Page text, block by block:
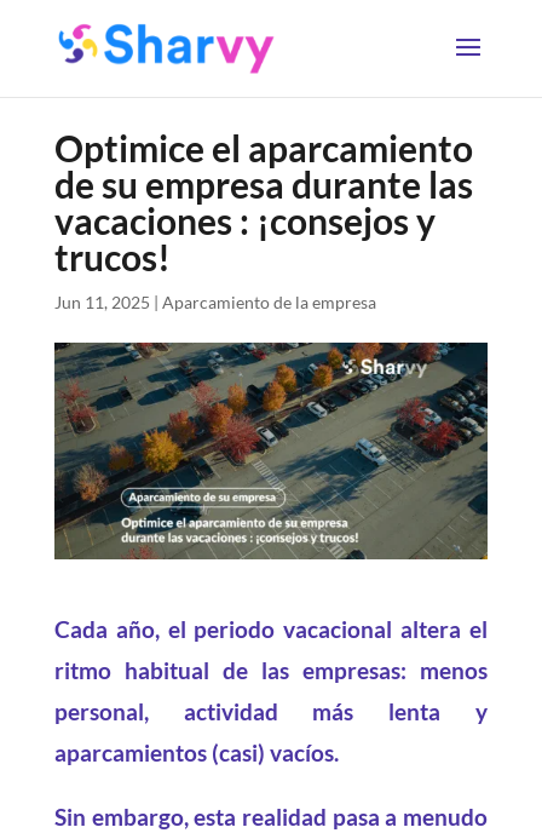
Optimice el aparcamiento
de su empresa durante las
vacaciones : ¡consejos y
trucos!
Jun 11, 2025 | Aparcamiento de la empresa
Cada año, el periodo vacacional altera el
ritmo habitual de las empresas: menos
personal, actividad más lenta y
aparcamientos (casi) vacíos.
Sin embargo, esta realidad pasa a menudo